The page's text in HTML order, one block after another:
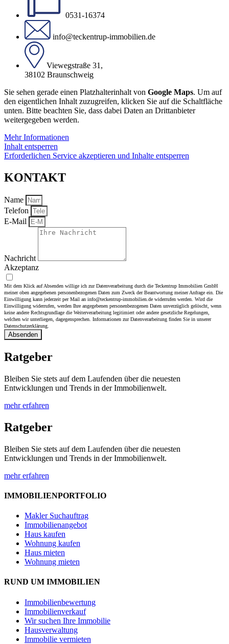
0531-16374
info@teckentrup-immobilien.de
Viewegstraße 31,
38102 Braunschweig
Sie sehen gerade einen Platzhalterinhalt von Google Maps. Um auf
den eigentlichen Inhalt zuzugreifen, klicken Sie auf die Schaltfläche
unten. Bitte beachten Sie, dass dabei Daten an Drittanbieter
weitergegeben werden.
Mehr Informationen
Inhalt entsperren
Erforderlichen Service akzeptieren und Inhalte entsperren
KONTAKT
Name
Telefon
E-Mail
Nachricht
Akzeptanz
Mit dem Klick auf Absenden willige ich zur Datenverarbeitung durch die Teckentrup Immobilien GmbH
meiner oben angegebenen personenbezogenen Daten zum Zweck der Beantwortung meiner Anfrage ein. Die
Einwilligung kann jederzeit per Mail an info@teckentrup-immobilien.de widerrufen werden. Wird die
Einwilligung widerrufen, werden Ihre angegebenen personenbezogenen Daten unverzüglich gelöscht, wenn
keine andere Rechtsgrundlage die Weiterverarbeitung legitimiert oder andere gesetzliche Regelungen,
welchen wir unterliegen, dagegensprechen. Informationen zur Datenverarbeitung finden Sie in unserer
Datenschutzerklärung.
Absenden
Ratgeber
Bleiben Sie stets auf dem Laufenden über die neuesten
Entwicklungen und Trends in der Immobilienwelt.
mehr erfahren
Ratgeber
Bleiben Sie stets auf dem Laufenden über die neuesten
Entwicklungen und Trends in der Immobilienwelt.
mehr erfahren
IMMOBILIENPORTFOLIO
Makler Suchauftrag
Immobilienangebot
Haus kaufen
Wohnung kaufen
Haus mieten
Wohnung mieten
RUND UM IMMOBILIEN
Immobilienbewertung
Immobilienverkauf
Wir suchen Ihre Immobilie
Hausverwaltung
Immobilie vermieten